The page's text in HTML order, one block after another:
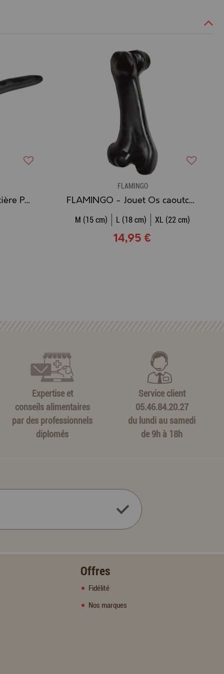
FLAMINGO - Pelle à Litière Pour Chat Zora
FLAMINGO
FLAMINGO - Jouet Os caoutchouc Gladiator Chien (noir)
M (15 cm) L (18 cm) XL (22 cm)
14,95 €
Expertise et
conseils alimentaires
par des professionnels
diplomés
Service client
05.46.84.20.27
du lundi au samedi
de 9h à 18h
Offres
Fidélité
Nos marques